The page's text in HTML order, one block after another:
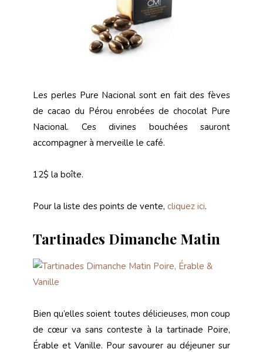
Les perles Pure Nacional sont en fait des fèves
de cacao du Pérou enrobées de chocolat Pure
Nacional. Ces divines bouchées sauront
accompagner à merveille le café.
12$ la boîte.
Pour la liste des points de vente, cliquez ici.
Tartinades Dimanche Matin
Bien qu’elles soient toutes délicieuses, mon coup
de cœur va sans conteste à la tartinade Poire,
Érable et Vanille. Pour savourer au déjeuner sur